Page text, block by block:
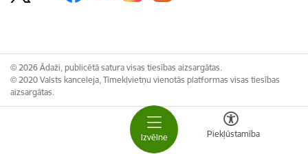
Izvēlne Piekļūstamība
© 2026 Ādaži, publicētā satura visas tiesības aizsargātas.
© 2020 Valsts kanceleja, Tīmekļvietņu vienotās platformas visas tiesības
aizsargātas.